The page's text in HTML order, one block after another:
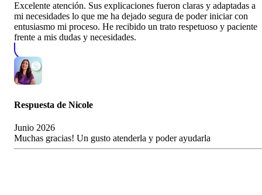
Excelente atención. Sus explicaciones fueron claras y adaptadas a
mi necesidades lo que me ha dejado segura de poder iniciar con
entusiasmo mi proceso. He recibido un trato respetuoso y paciente
frente a mis dudas y necesidades.
Respuesta de Nicole
Junio 2026
Muchas gracias! Un gusto atenderla y poder ayudarla